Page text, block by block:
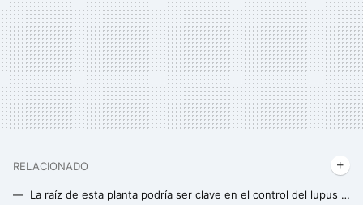
RELACIONADO
La raíz de esta planta podría ser clave en el control del lupus o la diabetes, según un estudio